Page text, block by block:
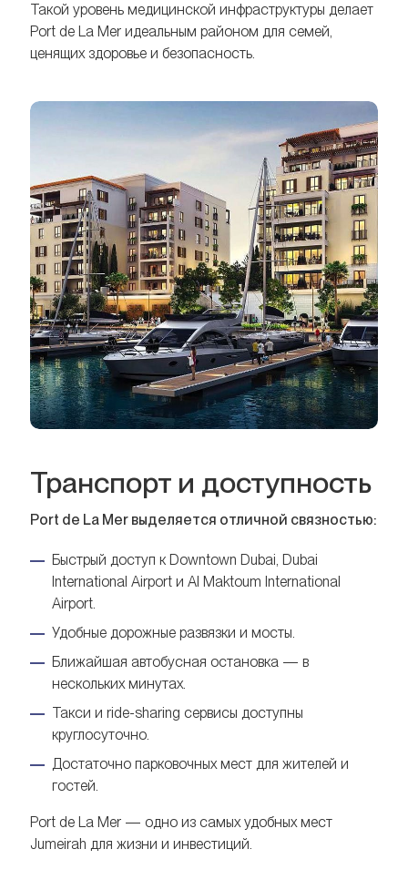
Такой уровень медицинской инфраструктуры делает
Port de La Mer идеальным районом для семей,
ценящих здоровье и безопасность.
Транспорт и доступность
Port de La Mer выделяется отличной связностью:
Быстрый доступ к Downtown Dubai, Dubai
International Airport и Al Maktoum International
Airport.
Удобные дорожные развязки и мосты.
Ближайшая автобусная остановка — в
нескольких минутах.
Такси и ride-sharing сервисы доступны
круглосуточно.
Достаточно парковочных мест для жителей и
гостей.
Port de La Mer — одно из самых удобных мест
Jumeirah для жизни и инвестиций.